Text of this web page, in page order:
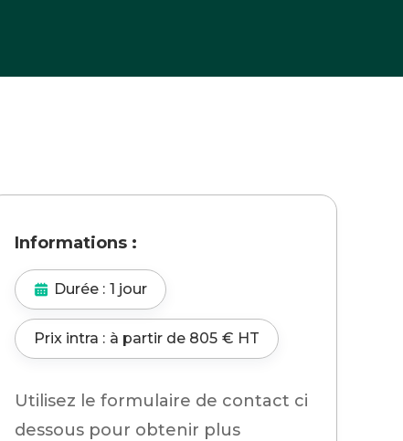
Informations :
Durée : 1 jour
Prix intra : à partir de 805 € HT
Utilisez le formulaire de contact ci
dessous pour obtenir plus